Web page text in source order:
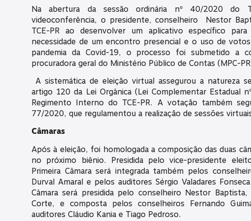
Na abertura da sessão ordinária nº 40/2020 do
videoconferência, o presidente, conselheiro Nestor
TCE-PR ao desenvolver um aplicativo específico
necessidade de um encontro presencial e o uso de
pandemia da Covid-19, o processo foi submetido a
procuradora geral do Ministério Público de Contas (MPC-
A sistemática de eleição virtual assegurou a natureza
artigo 120 da Lei Orgânica (Lei Complementar Estadual
Regimento Interno do TCE-PR. A votação também
77/2020, que regulamentou a realização de sessões
Câmaras
Após à eleição, foi homologada a composição das duas
no próximo biênio. Presidida pelo vice-presidente
Primeira Câmara será integrada também pelos
Durval Amaral e pelos auditores Sérgio Valadares
Câmara será presidida pelo conselheiro Nestor
Corte, e composta pelos conselheiros Fernando
auditores Cláudio Kania e Tiago Pedroso.